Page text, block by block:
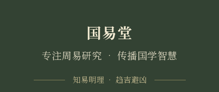
国易堂
专注周易研究 • 传播国学智慧
知易明理 • 趋吉避凶